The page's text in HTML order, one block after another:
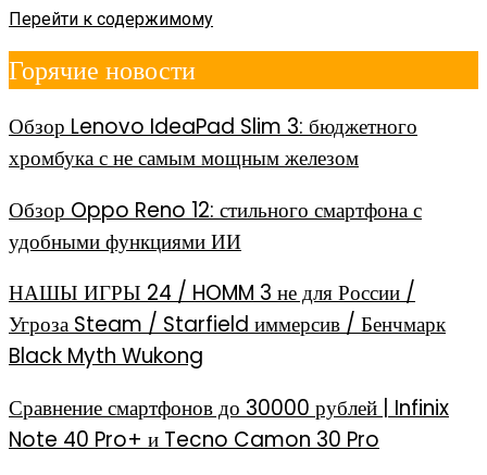
Перейти к содержимому
Горячие новости
Обзор Lenovo IdeaPad Slim 3: бюджетного
хромбука с не самым мощным железом
Обзор Oppo Reno 12: стильного смартфона с
удобными функциями ИИ
НАШЫ ИГРЫ 24 / HOMM 3 не для России /
Угроза Steam / Starfield иммерсив / Бенчмарк
Black Myth Wukong
Сравнение смартфонов до 30000 рублей | Infinix
Note 40 Pro+ и Tecno Camon 30 Pro